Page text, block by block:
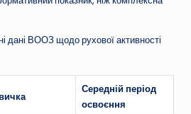
дані ВООЗ щодо рухової активності
Середній період
освоєння